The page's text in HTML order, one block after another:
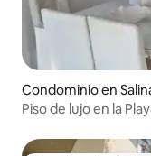
Condominio en
Piso de lujo en la